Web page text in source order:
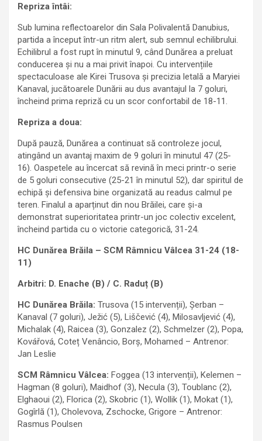
Repriza întâi:
Sub lumina reflectoarelor din Sala Polivalentă Danubius,
partida a început într-un ritm alert, sub semnul echilibrului.
Echilibrul a fost rupt în minutul 9, când Dunărea a preluat
conducerea și nu a mai privit înapoi. Cu intervențiile
spectaculoase ale Kirei Trusova și precizia letală a Maryiei
Kanaval, jucătoarele Dunării au dus avantajul la 7 goluri,
încheind prima repriză cu un scor confortabil de 18-11.
Repriza a doua:
După pauză, Dunărea a continuat să controleze jocul,
atingând un avantaj maxim de 9 goluri în minutul 47 (25-
16). Oaspetele au încercat să revină în meci printr-o serie
de 5 goluri consecutive (25-21 în minutul 52), dar spiritul de
echipă și defensiva bine organizată au readus calmul pe
teren. Finalul a aparținut din nou Brăilei, care și-a
demonstrat superioritatea printr-un joc colectiv excelent,
încheind partida cu o victorie categorică, 31-24.
HC Dunărea Brăila – SCM Râmnicu Vâlcea 31-24 (18-
11)
Arbitri: D. Enache (B) / C. Raduț (B)
HC Dunărea Brăila: Trusova (15 intervenții), Șerban –
Kanaval (7 goluri), Ježić (5), Liščević (4), Milosavljević (4),
Michalak (4), Raicea (3), Gonzalez (2), Schmelzer (2), Popa,
Kovářová, Coteț Venâncio, Borș, Mohamed – Antrenor:
Jan Leslie
SCM Râmnicu Vâlcea: Foggea (13 intervenții), Kelemen –
Hagman (8 goluri), Maidhof (3), Necula (3), Toublanc (2),
Elghaoui (2), Florica (2), Skobric (1), Wollik (1), Mokat (1),
Gogîrlă (1), Cholevova, Zschocke, Grigore – Antrenor:
Rasmus Poulsen